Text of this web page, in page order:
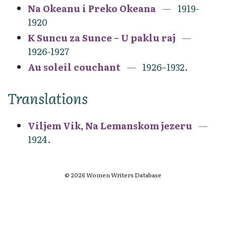
Na Okeanu i Preko Okeana
1919-
1920
K Suncu za Sunce – U paklu raj
1926-1927
Au soleil couchant
1926–1932.
Translations
Viljem Vik, Na Lemanskom jezeru
1924.
© 2026 Women Writers Database